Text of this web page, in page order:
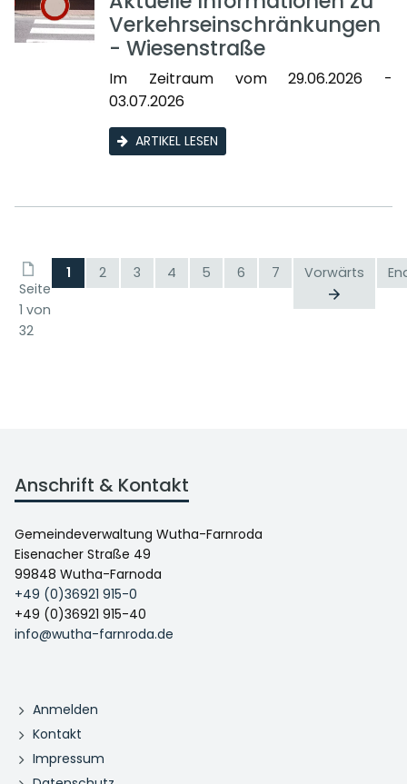
Verkehrseinschränkungen
- Wiesenstraße
Im Zeitraum vom 29.06.2026 -
03.07.2026
ARTIKEL LESEN
Seite
1 von
32
1 2 3 4 5 6 7 Vorwärts
Anschrift & Kontakt
Gemeindeverwaltung Wutha-Farnroda
Eisenacher Straße 49
99848 Wutha-Farnoda
+49 (0)36921 915-0
+49 (0)36921 915-40
info@wutha-farnroda.de
Anmelden
Kontakt
Impressum